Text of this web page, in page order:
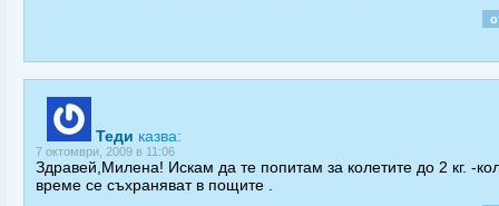
Теди казва:
7 октомври, 2009 в 11:06
Здравей,Милена! Искам да те попитам за колетите до 2 кг. -
време се съхраняват в пощите .